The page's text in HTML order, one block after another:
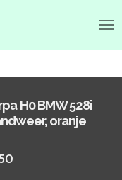
H0 BMW 528i
oranje